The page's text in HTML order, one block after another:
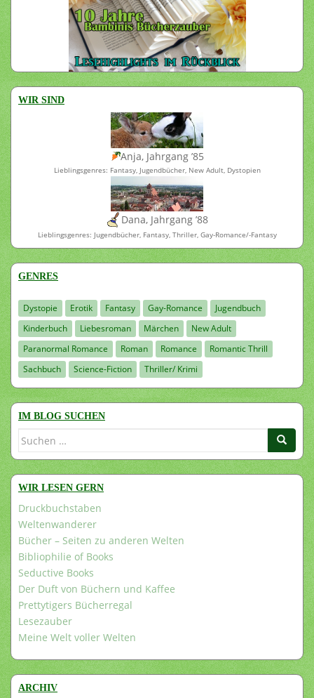
WIR SIND
Anja, Jahrgang ’85
Lieblingsgenres: Fantasy, Jugendbücher, New Adult, Dystopien
Dana, Jahrgang ’88
Lieblingsgenres: Jugendbücher, Fantasy, Thriller, Gay-Romance/-Fantasy
GENRES
Dystopie Erotik Fantasy Gay-Romance
Jugendbuch
Kinderbuch
Liebesroman Märchen
New Adult
Paranormal Romance
Roman Romance
Romantic Thrill
Sachbuch
Science-Fiction Thriller/ Krimi
IM BLOG SUCHEN
Suchen
WIR LESEN GERN
Druckbuchstaben
Weltenwanderer
Bücher – Seiten zu anderen Welten
Bibliophilie of Books
Seductive Books
Der Duft von Büchern und Kaffee
Prettytigers Bücherregal
Lesezauber
Meine Welt voller Welten
ARCHIV